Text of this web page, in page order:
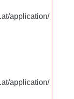
application/
application/
application/
application/